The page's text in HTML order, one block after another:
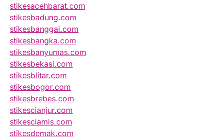
stikesacehbarat.com
stikesbadung.com
stikesbanggai.com
stikesbangka.com
stikesbanyumas.com
stikesbekasi.com
stikesblitar.com
stikesbogor.com
stikesbrebes.com
stikescianjur.com
stikesciamis.com
stikesdemak.com